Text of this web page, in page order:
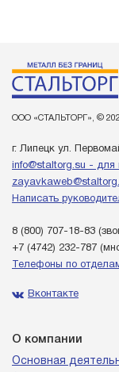
ООО «СТАЛЬТОРГ», ©
г. Липецк ул.
info@staltorg.su - для
Написать
8 (800) 707-18-83
+7 (4742) 232-787
Телефоны по
Вконтакте
О компании
Основная